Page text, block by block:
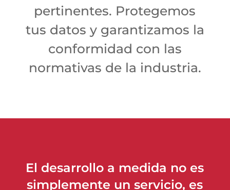
pertinentes. Protegemos
tus datos y garantizamos la
conformidad con las
normativas de la industria.
El desarrollo a medida no es
simplemente un servicio, es